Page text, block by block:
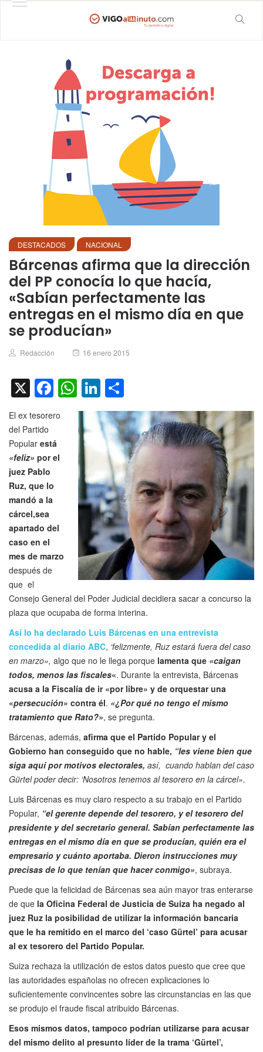
DESTACADOS NACIONAL
Bárcenas afirma que la dirección
del PP conocía lo que hacía,
«Sabían perfectamente las
entregas en el mismo día en que
se producían»
Author
Redacción
Posted
16 enero 2015
X Facebook
WhatsApp
LinkedIn
El ex tesorero
del Partido
Popular está
«feliz» por el
juez Pablo
Ruz, que lo
mandó a la
cárcel,sea
apartado del
caso en el
mes de marzo
después de
que el
Consejo General del Poder Judicial decidiera sacar a concurso la
plaza que ocupaba de forma interina.
Así lo ha declarado Luis Bárcenas en una entrevista
concedida al diario ABC, ‘felizmente, Ruz estará fuera del caso
en marzo», algo que no le llega porque lamenta que «caigan
todos, menos las fiscales«. Durante la entrevista, Bárcenas
acusa a la Fiscalía de ir «por libre» y de orquestar una
«persecución» contra él. «¿Por qué no tengo el mismo
tratamiento que Rato?», se pregunta.
Bárcenas, además, afirma que el Partido Popular y el
Gobierno han conseguido que no hable, “les viene bien que
siga aquí por motivos electorales, así, cuando hablan del caso
Gürtel poder decir: ‘Nosotros tenemos al tesorero en la cárcel».
Luis Bárcenas es muy claro respecto a su trabajo en el Partido
Popular, “el gerente depende del tesorero, y el tesorero del
presidente y del secretario general. Sabían perfectamente las
entregas en el mismo día en que se producían, quién era el
empresario y cuánto aportaba. Dieron instrucciones muy
precisas de lo que tenían que hacer conmigo», subraya.
Puede que la felicidad de Bárcenas sea aún mayor tras enterarse
de que la Oficina Federal de Justicia de Suiza ha negado al
juez Ruz la posibilidad de utilizar la información bancaria
que le ha remitido en el marco del ‘caso Gürtel’ para acusar
al ex tesorero del Partido Popular.
Suiza rechaza la utilización de estos datos puesto que cree que
las autoridades españolas no ofrecen explicaciones lo
suficientemente convincentes sobre las circunstancias en las que
se produjo el fraude fiscal atribuido Bárcenas.
Esos mismos datos, tampoco podrían utilizarse para acusar
del mismo delito al presunto líder de la trama ‘Gürtel’,